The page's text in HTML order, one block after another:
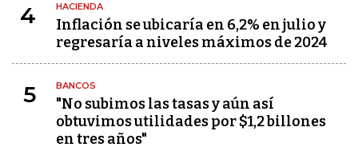
4 HACIENDA
Inflación se ubicaría en 6,2% en julio y
regresaría a niveles máximos de 2024
5 BANCOS
"No subimos las tasas y aún así
obtuvimos utilidades por $1,2 billones
en tres años"